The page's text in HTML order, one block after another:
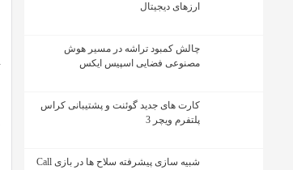
ارزهای دیجیتال
چالش کمبود تراشه در مسیر هوش
مصنوعی فضایی اسپیس ایکس
کارت های جدید گوئنت و پشتیبانی کراس
پلتفرم ویچر 3
شبیه سازی پیشرفته سلاح ها در بازی Call